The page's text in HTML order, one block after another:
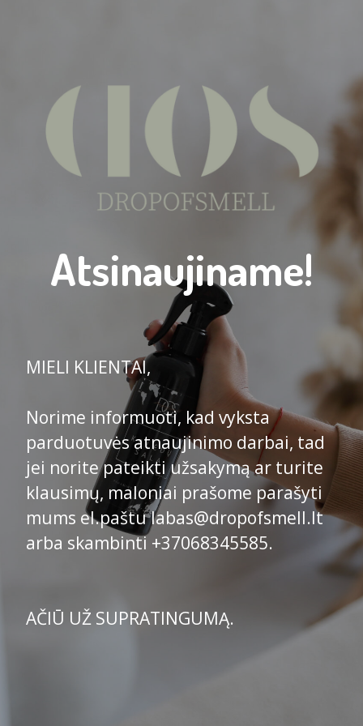
Atsinaujiname!
MIELI KLIENTAI,
Norime informuoti, kad vyksta
parduotuvės atnaujinimo darbai, tad
jei norite pateikti užsakymą ar turite
klausimų, maloniai prašome parašyti
mums el.paštu labas@dropofsmell.lt
arba skambinti +37068345585.
AČIŪ UŽ SUPRATINGUMĄ.